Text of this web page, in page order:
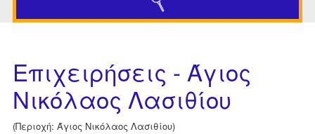
Επιχειρήσεις - Άγιος
Νικόλαος Λασιθίου
(Περιοχή: Άγιος Νικόλαος Λασιθίου)